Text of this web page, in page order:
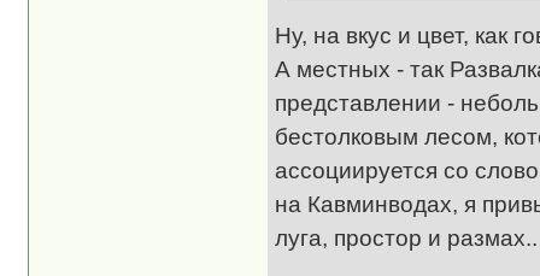
Ну, на вкус и цвет, как
А местных - так
представлении -
бестолковым лесом,
ассоциируется со
на Кавминводах, я
луга, простор и размах..